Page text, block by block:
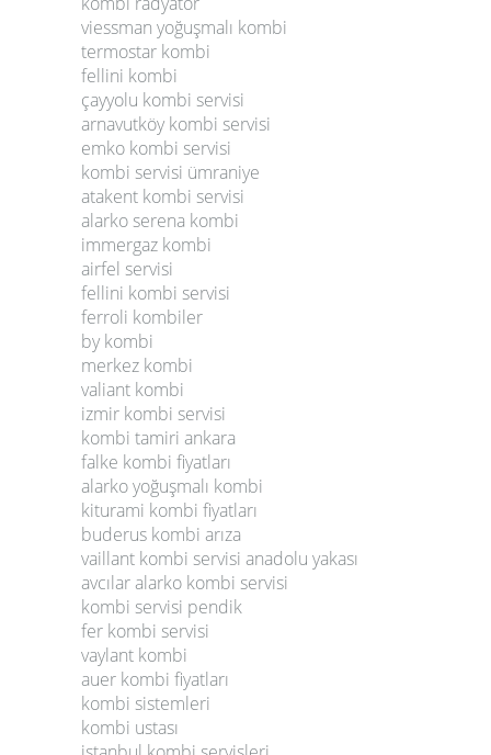
viessman yoğuşmalı kombi
termostar kombi
fellini kombi
çayyolu kombi servisi
arnavutköy kombi servisi
emko kombi servisi
kombi servisi ümraniye
atakent kombi servisi
alarko serena kombi
immergaz kombi
airfel servisi
fellini kombi servisi
ferroli kombiler
by kombi
merkez kombi
valiant kombi
izmir kombi servisi
kombi tamiri ankara
falke kombi fiyatları
alarko yoğuşmalı kombi
kiturami kombi fiyatları
buderus kombi arıza
vaillant kombi servisi anadolu yakası
avcılar alarko kombi servisi
kombi servisi pendik
fer kombi servisi
vaylant kombi
auer kombi fiyatları
kombi sistemleri
kombi ustası